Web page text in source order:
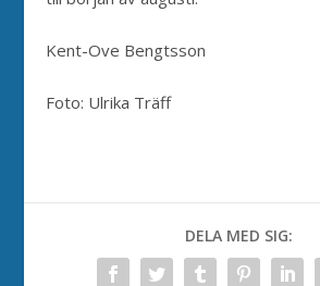
Kent-Ove Bengtsson
Foto: Ulrika Träff
DELA MED SIG: